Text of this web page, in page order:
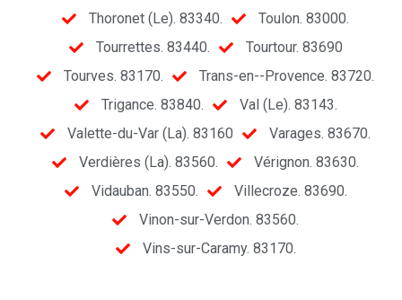
Thoronet (Le). 83340.
Toulon. 83000.
Tourrettes. 83440.
Tourtour. 83690
Tourves. 83170.
Trans-en--Provence. 83720.
Trigance. 83840.
Val (Le). 83143.
Valette-du-Var (La). 83160
Varages. 83670.
Verdières (La). 83560.
Vérignon. 83630.
Vidauban. 83550.
Villecroze. 83690.
Vinon-sur-Verdon. 83560.
Vins-sur-Caramy. 83170.